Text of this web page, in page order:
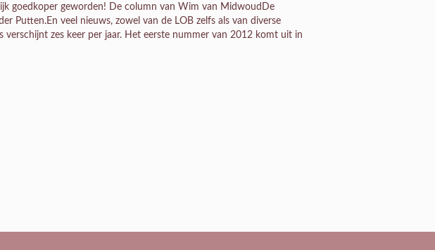
goedkoper geworden! De column van Wim van MidwoudDe
Putten.En veel nieuws, zowel van de LOB zelfs als van diverse
verschijnt zes keer per jaar. Het eerste nummer van 2012 komt uit in